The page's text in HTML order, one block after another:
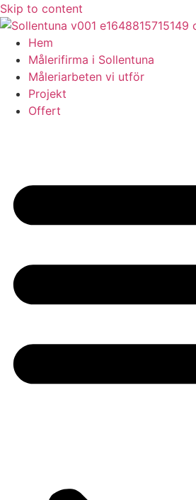
Skip to content
Hem
Målerifirma i Sollentuna
Måleriarbeten vi utför
Projekt
Offert